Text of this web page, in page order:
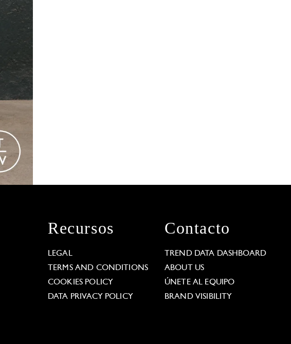
Recursos
LEGAL
TERMS AND CONDITIONS
COOKIES POLICY
DATA PRIVACY POLICY
Contacto
TREND DATA DASHBOARD
ABOUT US
ÚNETE AL EQUIPO
BRAND VISIBILITY